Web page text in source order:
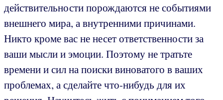
действительности порождаются не событиями
внешнего мира, а внутренними причинами.
Никто кроме вас не несет ответственности за
ваши мысли и эмоции. Поэтому не тратьте
времени и сил на поиски виноватого в ваших
проблемах, а сделайте что-нибудь для их